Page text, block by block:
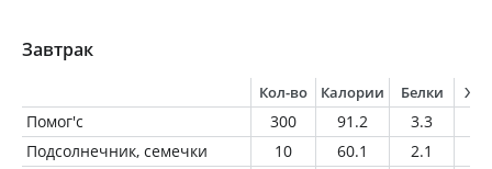
Завтрак
Кол-во Калории Белки
Помог'c 300 91.2 3.3
Подсолнечник, семечки
10 60.1 2.1